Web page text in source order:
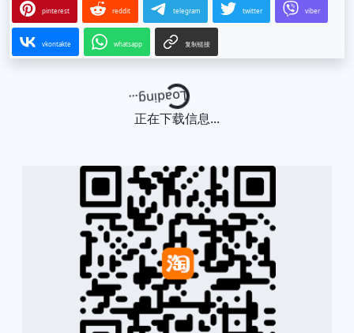
pinterest reddit telegram twitter viber
vkontakte whatsapp 复制链接
Loading...
正在下载信息...